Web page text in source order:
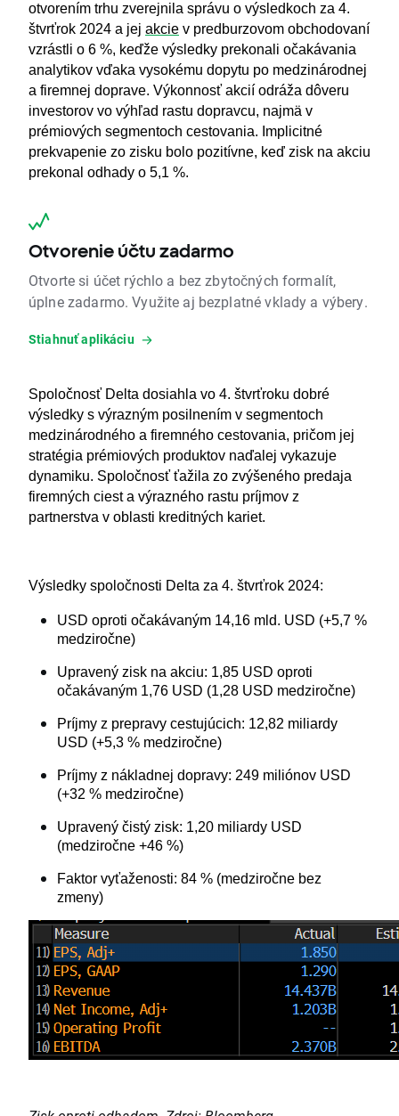
otvorením trhu zverejnila správu o výsledkoch za 4.
štvrťrok 2024 a jej akcie v predburzovom obchodovaní
vzrástli o 6 %, keďže výsledky prekonali očakávania
analytikov vďaka vysokému dopytu po medzinárodnej
a firemnej doprave. Výkonnosť akcií odráža dôveru
investorov vo výhľad rastu dopravcu, najmä v
prémiových segmentoch cestovania. Implicitné
prekvapenie zo zisku bolo pozitívne, keď zisk na akciu
prekonal odhady o 5,1 %.
Otvorenie účtu zadarmo
Otvorte si účet rýchlo a bez zbytočných formalít,
úplne zadarmo. Využite aj bezplatné vklady a výbery.
Stiahnuť aplikáciu
Spoločnosť Delta dosiahla vo 4. štvrťroku dobré
výsledky s výrazným posilnením v segmentoch
medzinárodného a firemného cestovania, pričom jej
stratégia prémiových produktov naďalej vykazuje
dynamiku. Spoločnosť ťažila zo zvýšeného predaja
firemných ciest a výrazného rastu príjmov z
partnerstva v oblasti kreditných kariet.
Výsledky spoločnosti Delta za 4. štvrťrok 2024:
USD oproti očakávaným 14,16 mld. USD (+5,7 %
medziročne)
Upravený zisk na akciu: 1,85 USD oproti
očakávaným 1,76 USD (1,28 USD medziročne)
Príjmy z prepravy cestujúcich: 12,82 miliardy
USD (+5,3 % medziročne)
Príjmy z nákladnej dopravy: 249 miliónov USD
(+32 % medziročne)
Upravený čistý zisk: 1,20 miliardy USD
(medziročne +46 %)
Faktor vyťaženosti: 84 % (medziročne bez
zmeny)